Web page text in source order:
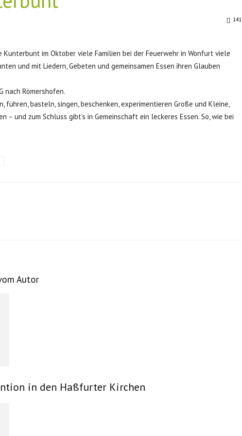
141
im Oktober viele Familien bei der Feuerwehr in Wonfurt viele
und mit Liedern, Gebeten und gemeinsamen Essen ihren Glauben
nach Römershofen.
führen, basteln, singen, beschenken, experimentieren Große und Kleine,
– und zum Schluss gibt’s in Gemeinschaft ein leckeres Essen. So, wie bei
Autor
in den Haßfurter Kirchen